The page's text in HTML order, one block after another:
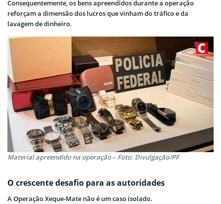
Consequentemente, os bens apreendidos durante a operação
reforçam a dimensão dos lucros que vinham do tráfico e da
lavagem de dinheiro.
Material apreendido na operação – Foto: Divulgação/PF
O crescente desafio para as autoridades
A Operação Xeque-Mate não é um caso isolado.